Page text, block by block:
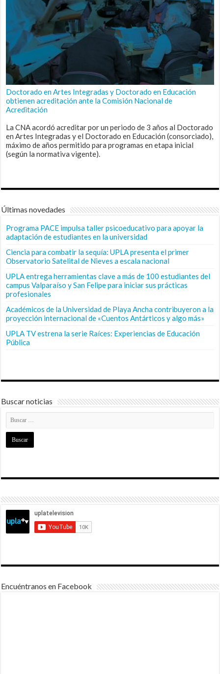
Doctorado en Artes Integradas y Doctorado en Educación
obtienen acreditación ante la Comisión Nacional de
Acreditación
La CNA acordó acreditar por un periodo de 3 años al Doctorado
en Artes Integradas y el Doctorado en Educación (consorciado),
máximo de años permitido para programas en etapa inicial
(según la normativa vigente).
Últimas novedades
Programa PACE impulsa taller psicoeducativo para apoyar la
adaptación de estudiantes en la universidad
Ciencia para combatir la sequía: UPLA presenta el primer
Observatorio Satelital de Nieves a escala nacional
UPLA entrega herramientas clave a más de 100 estudiantes del
campus Valparaíso y San Felipe para iniciar sus prácticas
profesionales
Académicos de la Universidad de Playa Ancha contribuyeron a la
proyección internacional de «Cuentos Antárticos y algo más»
UPLA TV estrena la serie Raíces: Experiencias de Educación
Pública
Buscar noticias
Encuéntranos en Facebook